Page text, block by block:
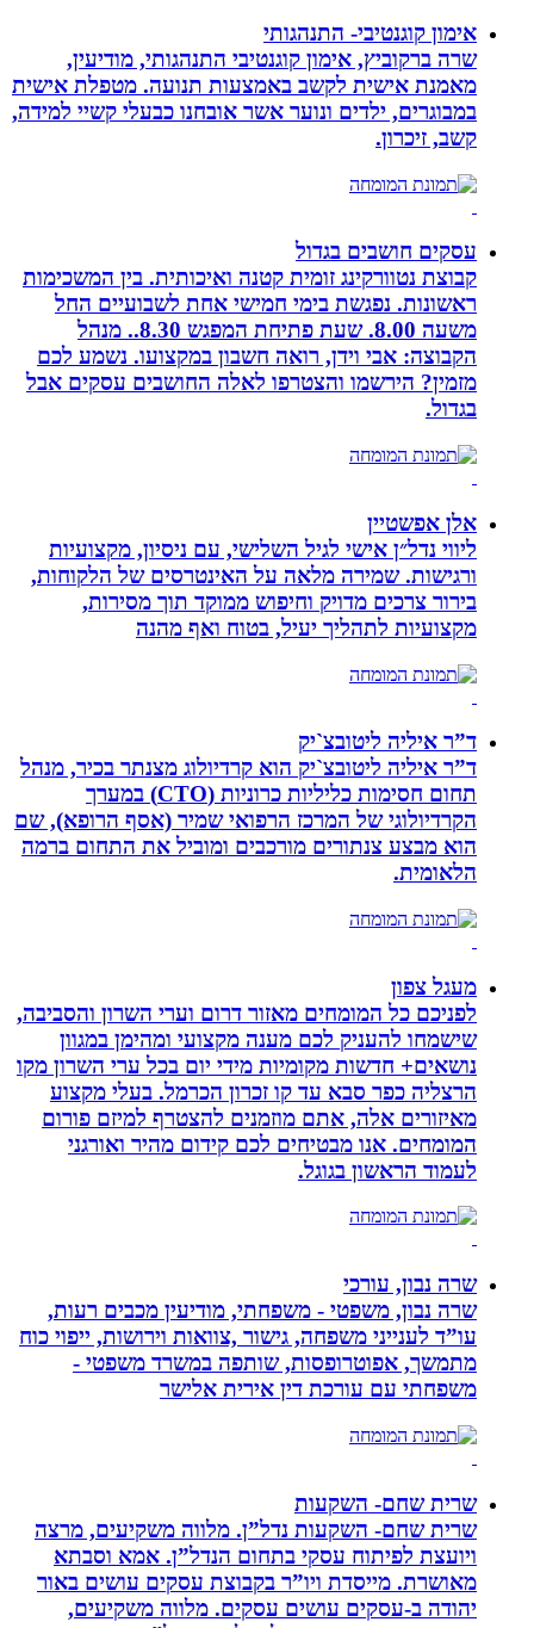
אימון קוגנטיבי- התנהגותי
שרה ברקוביץ, אימון קוגנטיבי התנהגותי, מודיעין,
מאמנת אישית לקשב באמצעות תנועה. מטפלת אישית
במבוגרים, ילדים ונוער אשר אובחנו כבעלי קשיי למידה,
קשב, זיכרון.
עסקים חושבים בגדול
קבוצת נטוורקינג זומית קטנה ואיכותית. בין המשכימות
ראשונות. נפגשת בימי חמישי אחת לשבועיים החל
משעה 8.00. שעת פתיחת המפגש 8.30.. מנהל
הקבוצה: אבי וידן, רואה חשבון במקצועו. נשמע לכם
מזמין? הירשמו והצטרפו לאלה החושבים עסקים אבל
בגדול.
אלן אפשטיין
ליווי נדל״ן אישי לגיל השלישי, עם ניסיון, מקצועיות
ורגישות. שמירה מלאה על האינטרסים של הלקוחות,
בירור צרכים מדויק וחיפוש ממוקד תוך מסירות,
מקצועיות לתהליך יעיל, בטוח ואף מהנה
ד”ר איליה ליטובצ`יק
ד”ר איליה ליטובצ`יק הוא קרדיולוג מצנתר בכיר, מנהל
תחום חסימות כליליות כרוניות (CTO) במערך
הקרדיולוגי של המרכז הרפואי שמיר (אסף הרופא), שם
הוא מבצע צנתורים מורכבים ומוביל את התחום ברמה
הלאומית.
מעגל צפון
לפניכם כל המומחים מאזור דרום וערי השרון והסביבה,
שישמחו להעניק לכם מענה מקצועי ומהימן במגוון
נושאים+ חדשות מקומיות מידי יום בכל ערי השרון מקו
הרצליה כפר סבא עד קו זכרון הכרמל. בעלי מקצוע
מאיזורים אלה, אתם מוזמנים להצטרף למיזם פורום
המומחים. אנו מבטיחים לכם קידום מהיר ואורגני
לעמוד הראשון בגוגל.
שרה נבון, עורכי
שרה נבון, משפטי - משפחתי, מודיעין מכבים רעות,
עו”ד לענייני משפחה, גישור ,צוואות וירושות, ייפוי כוח
מתמשך, אפוטרופסות, שותפה במשרד משפטי -
משפחתי עם עורכת דין אירית אלישר
שרית שחם- השקעות
שרית שחם- השקעות נדל”ן. מלווה משקיעים, מרצה
ויועצת לפיתוח עסקי בתחום הנדל”ן. אמא וסבתא
מאושרת. ‏מייסדת ויו”ר בקבוצת עסקים עושים באור
יהודה‏ ב-‏עסקים עושים עסקים‏. ‏מלווה משקיעים,